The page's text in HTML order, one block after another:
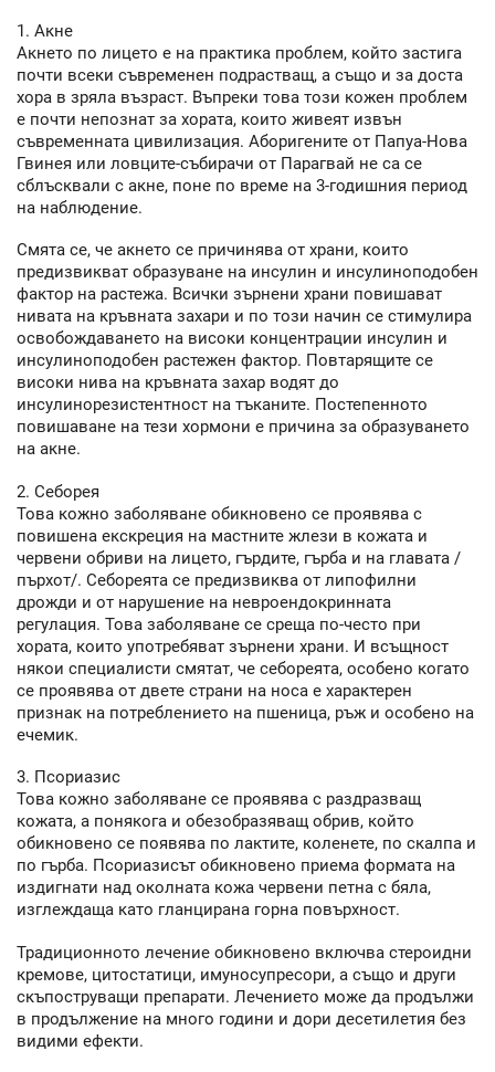
1. Акне
Акнето по лицето е на практика проблем, който застига
почти всеки съвременен подрастващ, а също и за доста
хора в зряла възраст. Въпреки това този кожен проблем
е почти непознат за хората, които живеят извън
съвременната цивилизация. Аборигените от Папуа-Нова
Гвинея или ловците-събирачи от Парагвай не са се
сблъсквали с акне, поне по време на 3-годишния период
на наблюдение.
Смята се, че акнето се причинява от храни, които
предизвикват образуване на инсулин и инсулиноподобен
фактор на растежа. Всички зърнени храни повишават
нивата на кръвната захари и по този начин се стимулира
освобождаването на високи концентрации инсулин и
инсулиноподобен растежен фактор. Повтарящите се
високи нива на кръвната захар водят до
инсулинорезистентност на тъканите. Постепенното
повишаване на тези хормони е причина за образуването
на акне.
2. Себорея
Това кожно заболяване обикновено се проявява с
повишена екскреция на мастните жлези в кожата и
червени обриви на лицето, гърдите, гърба и на главата /
пърхот/. Себореята се предизвиква от липофилни
дрожди и от нарушение на невроендокринната
регулация. Това заболяване се среща по-често при
хората, които употребяват зърнени храни. И всъщност
някои специалисти смятат, че себореята, особено когато
се проявява от двете страни на носа е характерен
признак на потреблението на пшеница, ръж и особено на
ечемик.
3. Псориазис
Това кожно заболяване се проявява с раздразващ
кожата, а понякога и обезобразяващ обрив, който
обикновено се появява по лактите, коленете, по скалпа и
по гърба. Псориазисът обикновено приема формата на
издигнати над околната кожа червени петна с бяла,
изглеждаща като гланцирана горна повърхност.
Традиционното лечение обикновено включва стероидни
кремове, цитостатици, имуносупресори, а също и други
скъпоструващи препарати. Лечението може да продължи
в продължение на много години и дори десетилетия без
видими ефекти.